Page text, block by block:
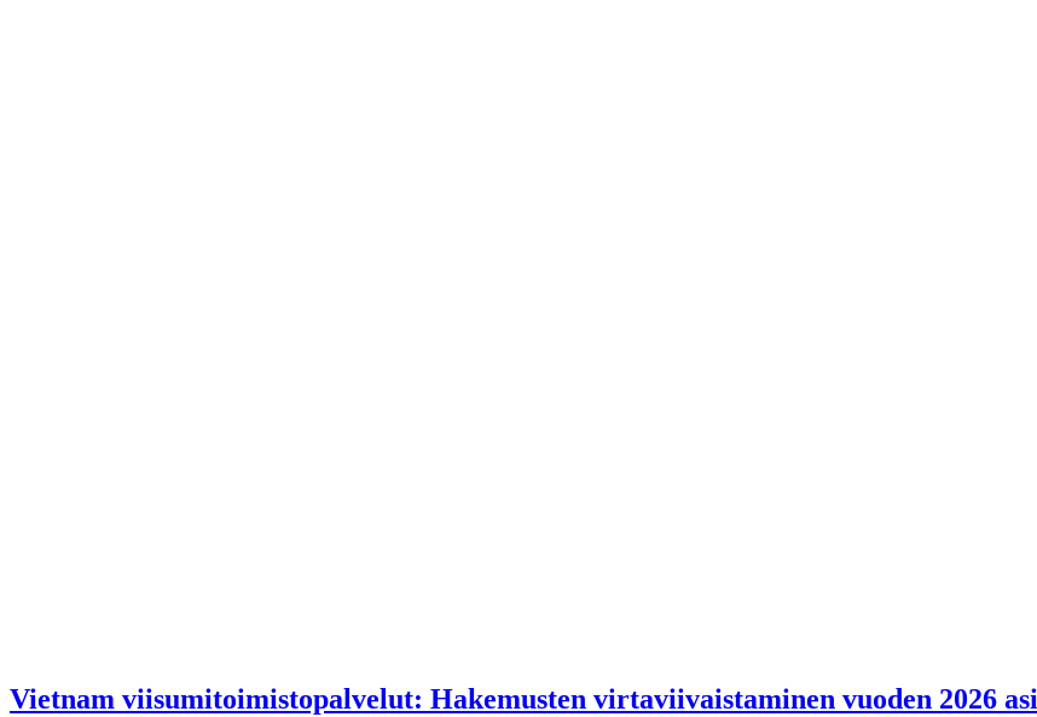
Vietnam viisumitoimistopalvelut: Hakemusten virtaviivaistaminen vuoden 2026